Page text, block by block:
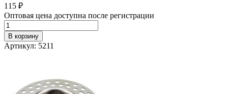
115 ₽
Оптовая цена доступна после регистрации
В корзину
Артикул: 5211